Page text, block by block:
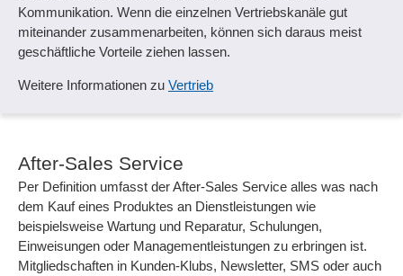
Kommunikation. Wenn die einzelnen Vertriebskanäle gut
miteinander zusammenarbeiten, können sich daraus meist
geschäftliche Vorteile ziehen lassen.
Weitere Informationen zu Vertrieb
After-Sales Service
Per Definition umfasst der After-Sales Service alles was nach
dem Kauf eines Produktes an Dienstleistungen wie
beispielsweise Wartung und Reparatur, Schulungen,
Einweisungen oder Managementleistungen zu erbringen ist.
Mitgliedschaften in Kunden-Klubs, Newsletter, SMS oder auch